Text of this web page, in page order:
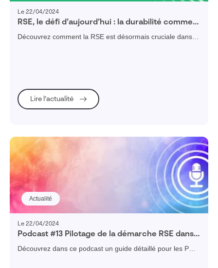
Le 22/04/2024
RSE, le défi d’aujourd’hui : la durabilité comme
moteur de succès pour les pme industrielles
Découvrez comment la RSE est désormais cruciale dans la
Lire l’actualité
Actualité
Le 22/04/2024
Podcast #13 Pilotage de la démarche RSE dans
une PME
Découvrez dans ce podcast un guide détaillé pour les PME